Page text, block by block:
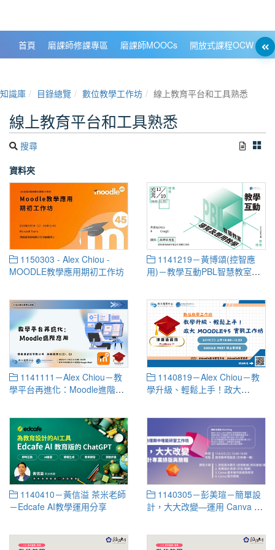
首頁 磨課師修課專區 磨課師MOOCs 開放式課程OCW
知識庫 目錄總覽 數位教學工作坊 線上教育平台和工具熟悉
線上教育平台和工具熟悉
搜尋
資料夾
1150303 - Alex Chiou -
MOODLE教學應用期初工作坊
1141219－黃博頌(控智應
用)－教學互動PBL智慧教室導
1141111－Alex Chiou－教
學平台再進化：Moodle進階應
1140819－Alex Chiou－教
學升級、輕鬆上手！政大
1140410－黃信溢 茶米老師
－Edcafe AI教學運用分享
1140305－彭美瑄－簡單設
計，大大改變—運用 Canva 設